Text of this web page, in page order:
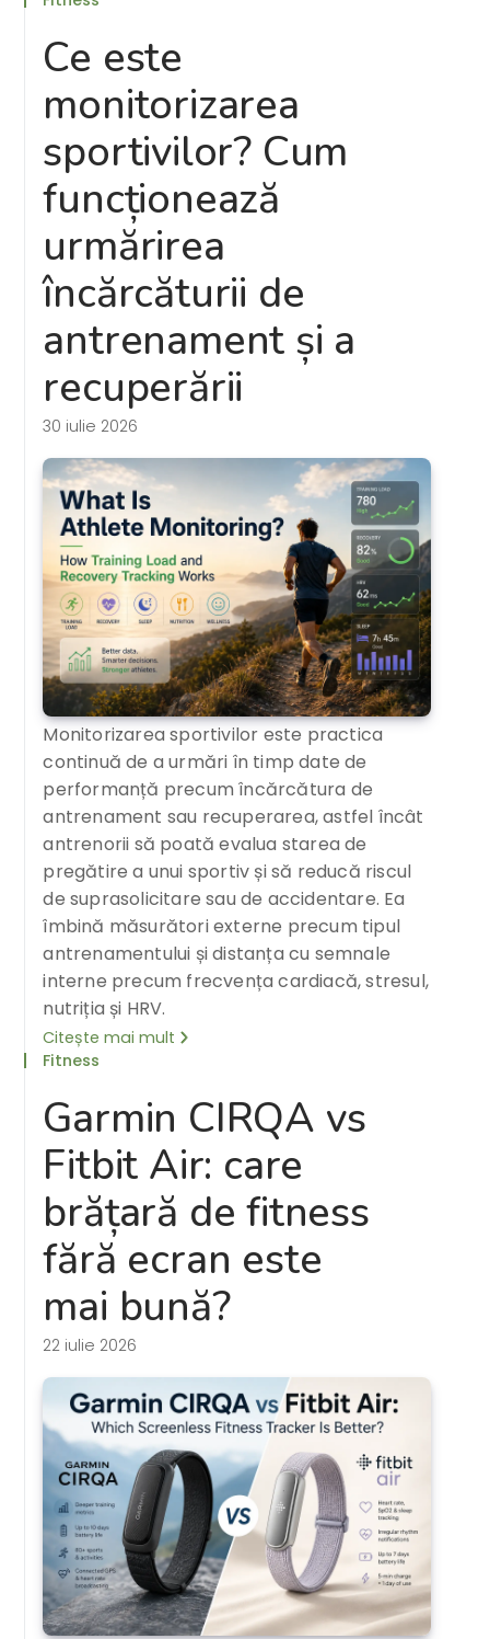
Ce este
monitorizarea
sportivilor? Cum
funcționează
urmărirea
încărcăturii de
antrenament și a
recuperării
30 iulie 2026
Monitorizarea sportivilor este practica
continuă de a urmări în timp date de
performanță precum încărcătura de
antrenament sau recuperarea, astfel încât
antrenorii să poată evalua starea de
pregătire a unui sportiv și să reducă riscul
de suprasolicitare sau de accidentare. Ea
îmbină măsurători externe precum tipul
antrenamentului și distanța cu semnale
interne precum frecvența cardiacă, stresul,
nutriția și HRV.
Citește mai mult
Fitness
Garmin CIRQA vs
Fitbit Air: care
brățară de fitness
fără ecran este
mai bună?
22 iulie 2026